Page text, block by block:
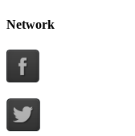
Network